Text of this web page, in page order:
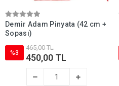
Demir Adam Pinyata (42 cm +
Sopası)
%3
465,00 TL
450,00 TL